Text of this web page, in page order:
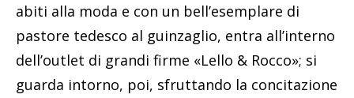
abiti alla moda e con un bell’esemplare di
pastore tedesco al guinzaglio, entra all’interno
dell’outlet di grandi firme «Lello & Rocco»; si
guarda intorno, poi, sfruttando la concitazione